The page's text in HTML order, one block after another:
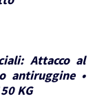
Attacco al
antiruggine •
KG